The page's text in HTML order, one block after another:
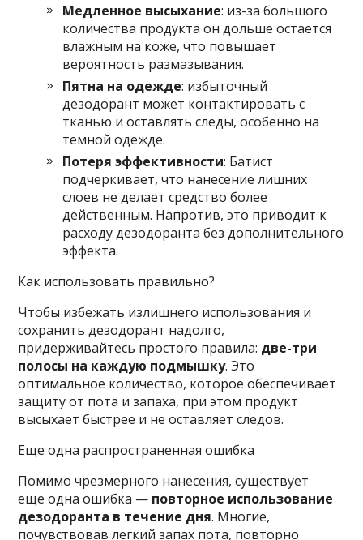
Медленное высыхание: из-за большого
количества продукта он дольше остается
влажным на коже, что повышает
вероятность размазывания.
Пятна на одежде: избыточный
дезодорант может контактировать с
тканью и оставлять следы, особенно на
темной одежде.
Потеря эффективности: Батист
подчеркивает, что нанесение лишних
слоев не делает средство более
действенным. Напротив, это приводит к
расходу дезодоранта без дополнительного
эффекта.
Как использовать правильно?
Чтобы избежать излишнего использования и
сохранить дезодорант надолго,
придерживайтесь простого правила: две-три
полосы на каждую подмышку. Это
оптимальное количество, которое обеспечивает
защиту от пота и запаха, при этом продукт
высыхает быстрее и не оставляет следов.
Еще одна распространенная ошибка
Помимо чрезмерного нанесения, существует
еще одна ошибка — повторное использование
дезодоранта в течение дня. Многие,
почувствовав легкий запах пота, повторно